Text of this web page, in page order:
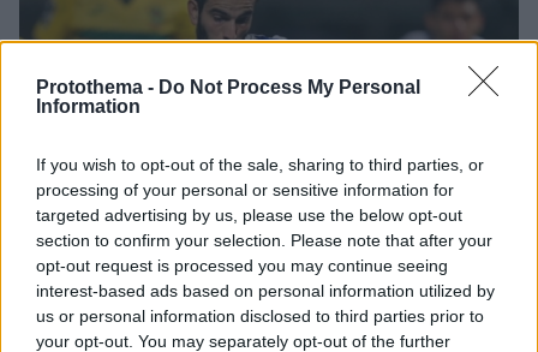
Protothema - Do Not Process My Personal
Information
If you wish to opt-out of the sale, sharing to third parties, or
processing of your personal or sensitive information for
targeted advertising by us, please use the below opt-out
section to confirm your selection. Please note that after your
opt-out request is processed you may continue seeing
interest-based ads based on personal information utilized by
us or personal information disclosed to third parties prior to
your opt-out. You may separately opt-out of the further